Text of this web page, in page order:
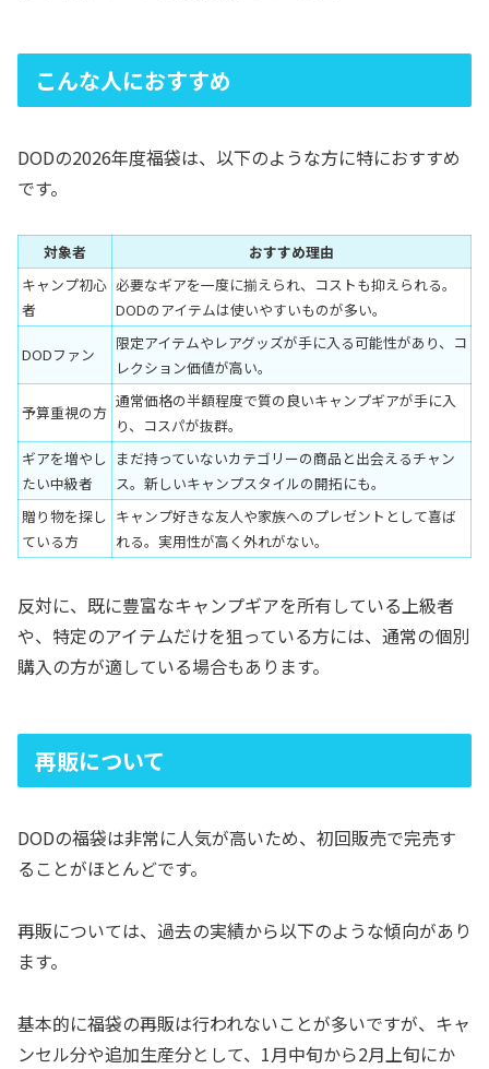
こんな人におすすめ
DODの2026年度福袋は、以下のような方に特におすすめ
です。
対象者
おすすめ理由
キャンプ初心
者
必要なギアを一度に揃えられ、コストも抑えられる。
DODのアイテムは使いやすいものが多い。
DODファン
限定アイテムやレアグッズが手に入る可能性があり、コ
レクション価値が高い。
予算重視の方
通常価格の半額程度で質の良いキャンプギアが手に入
り、コスパが抜群。
ギアを増やし
たい中級者
まだ持っていないカテゴリーの商品と出会えるチャン
ス。新しいキャンプスタイルの開拓にも。
贈り物を探し
ている方
キャンプ好きな友人や家族へのプレゼントとして喜ば
れる。実用性が高く外れがない。
反対に、既に豊富なキャンプギアを所有している上級者
や、特定のアイテムだけを狙っている方には、通常の個別
購入の方が適している場合もあります。
再販について
DODの福袋は非常に人気が高いため、初回販売で完売す
ることがほとんどです。
再販については、過去の実績から以下のような傾向があり
ます。
基本的に福袋の再販は行われないことが多いですが、キャ
ンセル分や追加生産分として、1月中旬から2月上旬にか